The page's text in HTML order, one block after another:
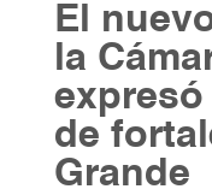
El
la
de
Grande